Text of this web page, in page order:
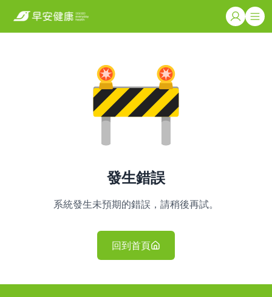
發生錯誤
系統發生未預期的錯誤，請稍後再試。
回到首頁